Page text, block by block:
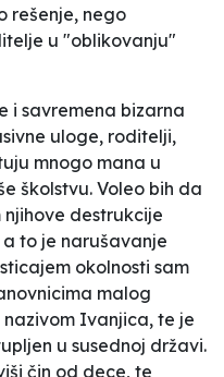
rešenje, nego
u "oblikovanju"
i savremena bizarna
uloge, roditelji,
mnogo mana u
školstvu. Voleo bih da
njihove destrukcije
to je narušavanje
okolnosti sam
malog
Ivanjica, te je
u susednoj državi.
čin od dece, te